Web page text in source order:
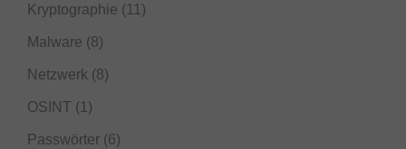
Kryptographie (11)
Malware (8)
Netzwerk (8)
OSINT (1)
Passwörter (6)